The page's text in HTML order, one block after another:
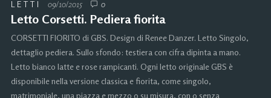
LETTI 09/10/2015 0
Letto Corsetti. Pediera fiorita
CORSETTI FIORITO di GBS. Design di Renee Danzer. Letto Singolo,
dettaglio pediera. Sullo sfondo: testiera con cifra dipinta a mano.
Letto bianco latte e rose rampicanti. Ogni letto originale GBS è
disponibile nella versione classica e fiorita, come singolo,
matrimoniale, una piazza e mezzo o su misura, con o senza